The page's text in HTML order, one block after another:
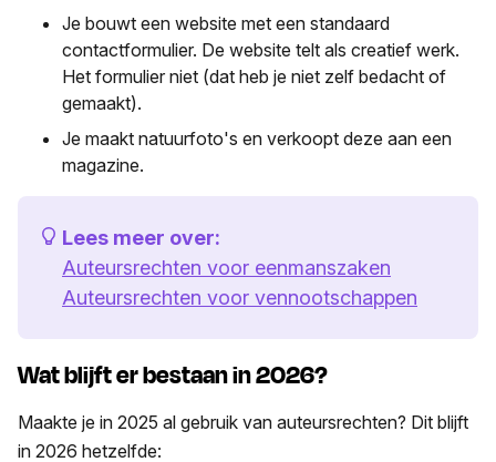
Je bouwt een website met een standaard
contactformulier. De website telt als creatief werk.
Het formulier niet (dat heb je niet zelf bedacht of
gemaakt).
Je maakt natuurfoto's en verkoopt deze aan een
magazine.
Lees meer over:
Auteursrechten voor eenmanszaken
Auteursrechten voor vennootschappen
Wat blijft er bestaan in 2026?
Maakte je in 2025 al gebruik van auteursrechten? Dit blijft
in 2026 hetzelfde: